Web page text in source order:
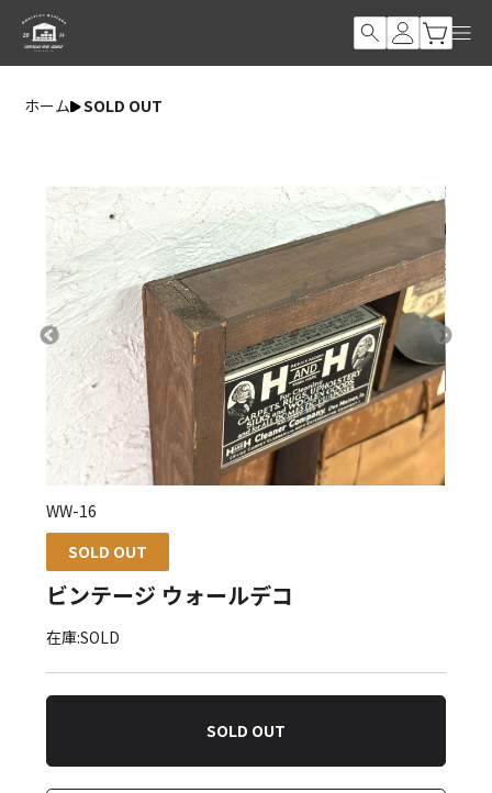
ホーム SOLD OUT
WW-16
SOLD OUT
ビンテージ ウォールデコ
在庫:SOLD
SOLD OUT